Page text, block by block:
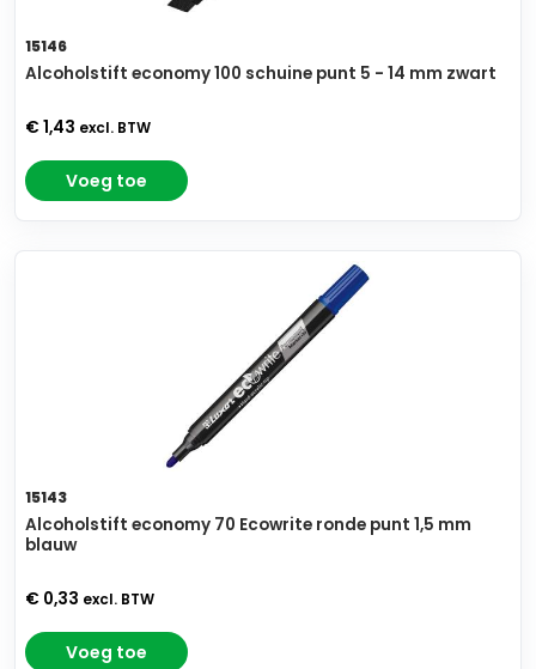
15146
Alcoholstift economy 100 schuine punt 5 - 14 mm zwart
€ 1,43 excl. BTW
Voeg toe
15143
Alcoholstift economy 70 Ecowrite ronde punt 1,5 mm
blauw
€ 0,33 excl. BTW
Voeg toe